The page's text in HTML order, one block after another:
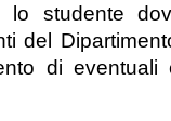
lo studente
del
di